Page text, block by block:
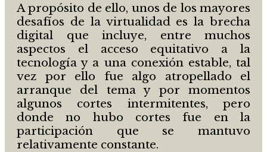
A propósito de ello, unos de los mayores
desafíos de la virtualidad es la brecha
digital que incluye, entre muchos
aspectos el acceso equitativo a la
tecnología y a una conexión estable, tal
vez por ello fue algo atropellado el
arranque del tema y por momentos
algunos cortes intermitentes, pero
donde no hubo cortes fue en la
participación que se mantuvo
relativamente constante.